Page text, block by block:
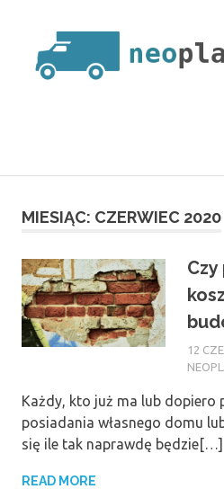
content
MIESIĄC: CZERWIEC 2020
12
Każdy, kto już ma lub dopiero
posiadania własnego domu
się ile tak naprawdę będzie[…]
READ MORE